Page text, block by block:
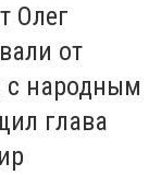
Олег
от
с народным
глава